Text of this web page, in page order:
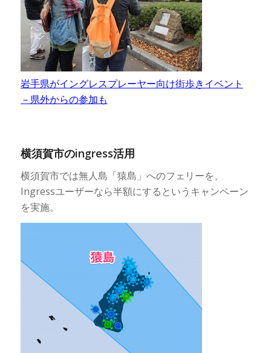
岩手県がイングレスプレーヤー向け街歩きイベント
－県外からの参加も
横須賀市のingress活用
横須賀市では無人島「猿島」へのフェリーを、
Ingressユーザーなら半額にするというキャンペーン
を実施。